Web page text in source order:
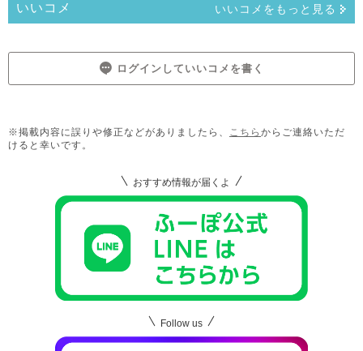
いいコメ いいコメをもっと見る
ログインしていいコメを書く
※掲載内容に誤りや修正などがありましたら、 こちら からご連絡いただ
けると幸いです。
おすすめ情報が届くよ
Follow us